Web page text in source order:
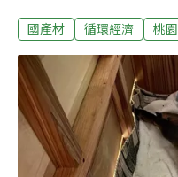
一屆實構築競賽 年輕學
一屆實構築競賽，邀請高
建造。現代社會對木頭
少數木構房舍修復，較
在3立方公尺的空間內，
初賽，選出八隊進入決
國產材 循環經濟 桃園